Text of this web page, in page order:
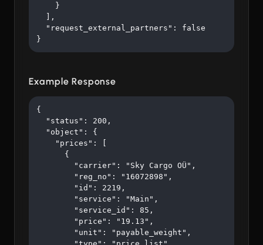
    }
  ],
  "request_external_partners": false
}
Example Response
{
  "status": 200,
  "object": {
    "prices": [
      {
        "carrier": "Sky Cargo OÜ",
        "reg_no": "16072898",
        "id": 2219,
        "service": "Main",
        "service_id": 85,
        "price": "19.13",
        "unit": "payable_weight",